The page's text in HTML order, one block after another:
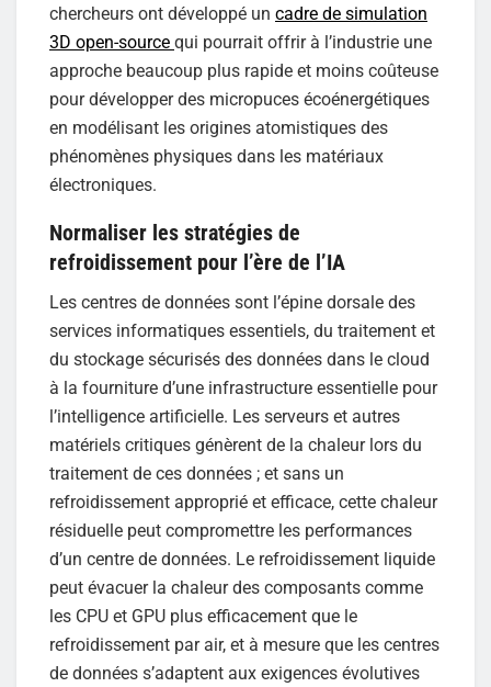
chercheurs ont développé un cadre de simulation
3D open-source qui pourrait offrir à l’industrie une
approche beaucoup plus rapide et moins coûteuse
pour développer des micropuces écoénergétiques
en modélisant les origines atomistiques des
phénomènes physiques dans les matériaux
électroniques.
Normaliser les stratégies de
refroidissement pour l’ère de l’IA
Les centres de données sont l’épine dorsale des
services informatiques essentiels, du traitement et
du stockage sécurisés des données dans le cloud
à la fourniture d’une infrastructure essentielle pour
l’intelligence artificielle. Les serveurs et autres
matériels critiques génèrent de la chaleur lors du
traitement de ces données ; et sans un
refroidissement approprié et efficace, cette chaleur
résiduelle peut compromettre les performances
d’un centre de données. Le refroidissement liquide
peut évacuer la chaleur des composants comme
les CPU et GPU plus efficacement que le
refroidissement par air, et à mesure que les centres
de données s’adaptent aux exigences évolutives